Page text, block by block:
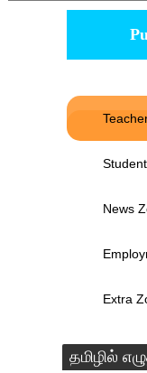
News
Extra
தமிழில்